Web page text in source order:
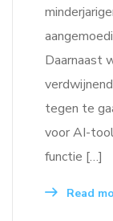
Daarnaast
tegen te
voor AI-
functie […]
Read